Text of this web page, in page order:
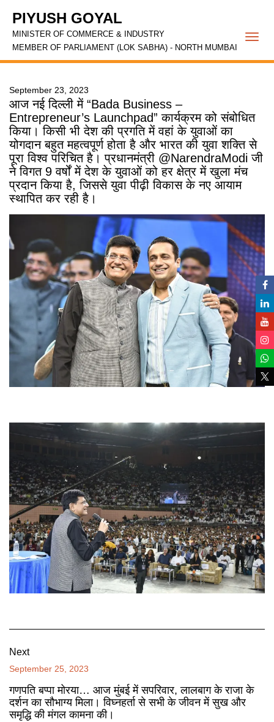
PIYUSH GOYAL
MINISTER OF COMMERCE & INDUSTRY
MEMBER OF PARLIAMENT (LOK SABHA) - NORTH MUMBAI
September 23, 2023
आज नई दिल्ली में “Bada Business –
Entrepreneur’s Launchpad” कार्यक्रम को संबोधित
किया। किसी भी देश की प्रगति में वहां के युवाओं का
योगदान बहुत महत्वपूर्ण होता है और भारत की युवा शक्ति से
पूरा विश्व परिचित है। प्रधानमंत्री @NarendraModi जी
ने विगत 9 वर्षों में देश के युवाओं को हर क्षेत्र में खुला मंच
प्रदान किया है, जिससे युवा पीढ़ी विकास के नए आयाम
स्थापित कर रही है।
Next
September 25, 2023
गणपति बप्पा मोरया… आज मुंबई में सपरिवार, लालबाग के राजा के
दर्शन का सौभाग्य मिला। विघ्नहर्ता से सभी के जीवन में सुख और
समृद्धि की मंगल कामना की।